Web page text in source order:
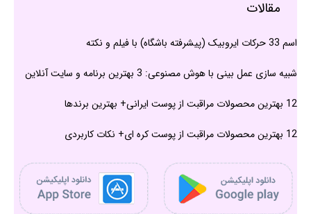
مقالات
اسم 33 حرکات ایروبیک (پیشرفته باشگاه) با فیلم و نکته
شبیه سازی عمل بینی با هوش مصنوعی: 3 بهترین برنامه و سایت آنلاین
12 بهترین محصولات مراقبت از پوست ایرانی+ بهترین برندها
12 بهترین محصولات مراقبت از پوست کره ای+ نکات کاربردی